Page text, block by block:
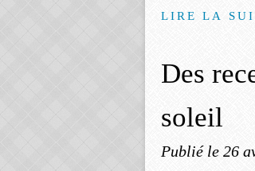
LIRE LA
Des
soleil
Publié le 26